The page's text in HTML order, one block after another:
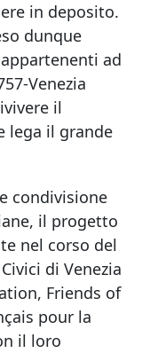
in deposito.
dunque
ad
Venezia
il
lega il grande
condivisione
il progetto
nel corso del
di Venezia
Friends of
pour la
il loro